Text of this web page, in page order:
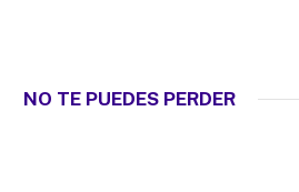
NO TE PUEDES PERDER